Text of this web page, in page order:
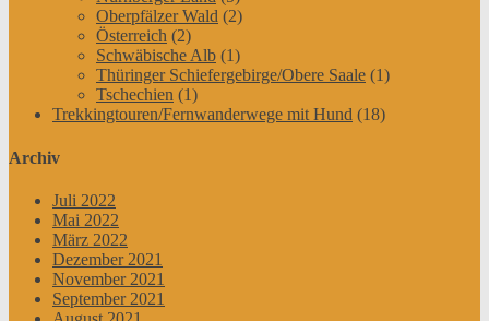
Oberpfälzer Wald (2)
Österreich (2)
Schwäbische Alb (1)
Thüringer Schiefergebirge/Obere Saale (1)
Tschechien (1)
Trekkingtouren/Fernwanderwege mit Hund (18)
Archiv
Juli 2022
Mai 2022
März 2022
Dezember 2021
November 2021
September 2021